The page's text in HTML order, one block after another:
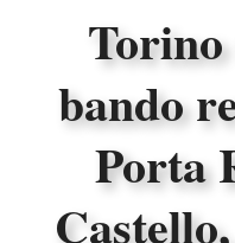
bando
Porta